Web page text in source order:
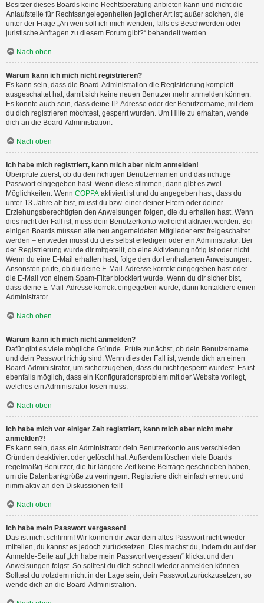
Besitzer dieses Boards keine Rechtsberatung anbieten kann und nicht die
Anlaufstelle für Rechtsangelegenheiten jeglicher Art ist; außer solchen, die
unter der Frage „An wen soll ich mich wenden, falls es Beschwerden oder
juristische Anfragen zu diesem Forum gibt?“ behandelt werden.
Nach oben
Warum kann ich mich nicht registrieren?
Es kann sein, dass die Board-Administration die Registrierung komplett
ausgeschaltet hat, damit sich keine neuen Benutzer mehr anmelden können.
Es könnte auch sein, dass deine IP-Adresse oder der Benutzername, mit dem
du dich registrieren möchtest, gesperrt wurden. Um Hilfe zu erhalten, wende
dich an die Board-Administration.
Nach oben
Ich habe mich registriert, kann mich aber nicht anmelden!
Überprüfe zuerst, ob du den richtigen Benutzernamen und das richtige
Passwort eingegeben hast. Wenn diese stimmen, dann gibt es zwei
Möglichkeiten. Wenn COPPA aktiviert ist und du angegeben hast, dass du
unter 13 Jahre alt bist, musst du bzw. einer deiner Eltern oder deiner
Erziehungsberechtigten den Anweisungen folgen, die du erhalten hast. Wenn
dies nicht der Fall ist, muss dein Benutzerkonto vielleicht aktiviert werden. Bei
einigen Boards müssen alle neu angemeldeten Mitglieder erst freigeschaltet
werden – entweder musst du dies selbst erledigen oder ein Administrator. Bei
der Registrierung wurde dir mitgeteilt, ob eine Aktivierung nötig ist oder nicht.
Wenn du eine E-Mail erhalten hast, folge den dort enthaltenen Anweisungen.
Ansonsten prüfe, ob du deine E-Mail-Adresse korrekt eingegeben hast oder
die E-Mail von einem Spam-Filter blockiert wurde. Wenn du dir sicher bist,
dass deine E-Mail-Adresse korrekt eingegeben wurde, dann kontaktiere einen
Administrator.
Nach oben
Warum kann ich mich nicht anmelden?
Dafür gibt es viele mögliche Gründe. Prüfe zunächst, ob dein Benutzername
und dein Passwort richtig sind. Wenn dies der Fall ist, wende dich an einen
Board-Administrator, um sicherzugehen, dass du nicht gesperrt wurdest. Es ist
ebenfalls möglich, dass ein Konfigurationsproblem mit der Website vorliegt,
welches ein Administrator lösen muss.
Nach oben
Ich habe mich vor einiger Zeit registriert, kann mich aber nicht mehr
anmelden?!
Es kann sein, dass ein Administrator dein Benutzerkonto aus verschieden
Gründen deaktiviert oder gelöscht hat. Außerdem löschen viele Boards
regelmäßig Benutzer, die für längere Zeit keine Beiträge geschrieben haben,
um die Datenbankgröße zu verringern. Registriere dich einfach erneut und
nimm aktiv an den Diskussionen teil!
Nach oben
Ich habe mein Passwort vergessen!
Das ist nicht schlimm! Wir können dir zwar dein altes Passwort nicht wieder
mitteilen, du kannst es jedoch zurücksetzen. Dies machst du, indem du auf der
Anmelde-Seite auf „Ich habe mein Passwort vergessen“ klickst und den
Anweisungen folgst. So solltest du dich schnell wieder anmelden können.
Solltest du trotzdem nicht in der Lage sein, dein Passwort zurückzusetzen, so
wende dich an die Board-Administration.